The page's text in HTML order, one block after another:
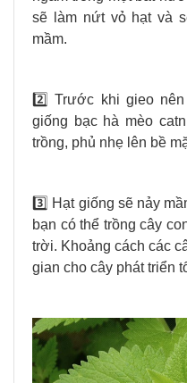
sẽ làm nứt vỏ hạt và
mầm.
2️⃣ Trước khi gieo
giống bạc hà mèo
trồng, phủ nhẹ lên bề
3️⃣ Hạt giống sẽ nảy
bạn có thể trồng cây
trời. Khoảng cách các
gian cho cây phát triển